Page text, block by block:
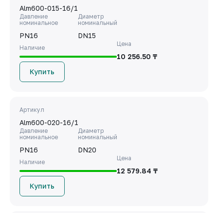
Alm600-015-16/1
Давление
номинальное
PN16
Диаметр
номинальный
DN15
Наличие
Цена
10 256.50 ₸
Купить
Артикул
Alm600-020-16/1
Давление
номинальное
PN16
Диаметр
номинальный
DN20
Наличие
Цена
12 579.84 ₸
Купить